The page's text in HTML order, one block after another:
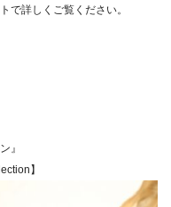
で詳しくご覧ください。
』
】